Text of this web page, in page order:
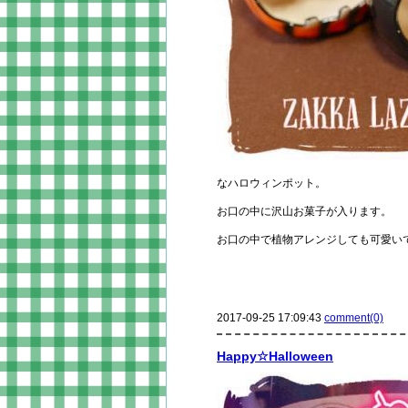
なハロウィンポット。
お口の中に沢山お菓子が入ります。
お口の中で植物アレンジしても可愛い
2017-09-25 17:09:43 comment(0)
Happy☆Halloween